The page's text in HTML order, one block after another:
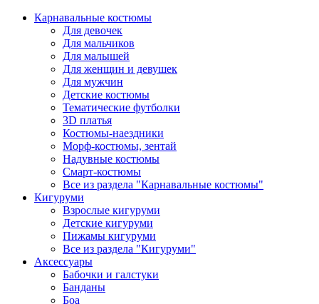
Карнавальные костюмы
Для девочек
Для мальчиков
Для малышей
Для женщин и девушек
Для мужчин
Детские костюмы
Тематические футболки
3D платья
Костюмы-наездники
Морф-костюмы, зентай
Надувные костюмы
Смарт-костюмы
Все из раздела "Карнавальные костюмы"
Кигуруми
Взрослые кигуруми
Детские кигуруми
Пижамы кигуруми
Все из раздела "Кигуруми"
Аксессуары
Бабочки и галстуки
Банданы
Боа